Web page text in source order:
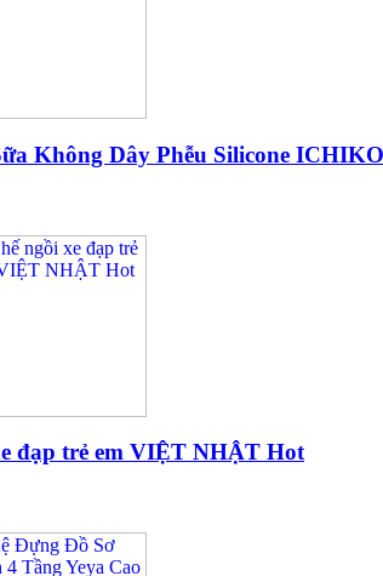
Không Dây Phễu Silicone
đạp trẻ em VIỆT NHẬT Hot